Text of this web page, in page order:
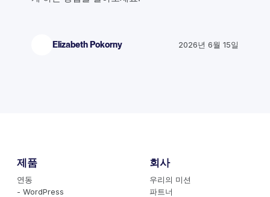
Elizabeth Pokorny 2026년 6월 15일
제품
연동
- WordPress
회사
우리의 미션
파트너